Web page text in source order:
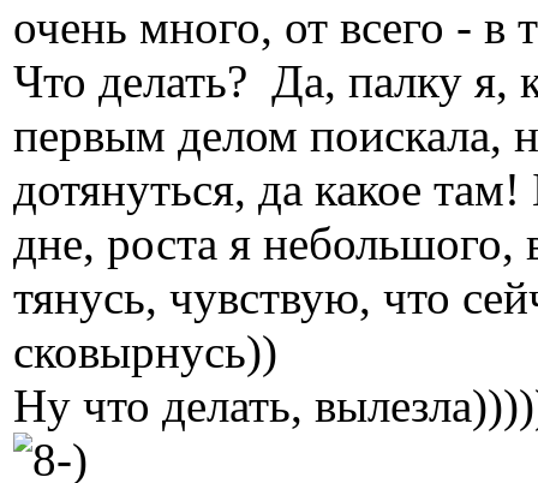
очень много, от всего -
Что делать? Да, палку я,
первым делом поискала,
дотянуться, да какое
дне, роста я
тянусь, чувствую, что
сковырнусь))
Ну что делать,